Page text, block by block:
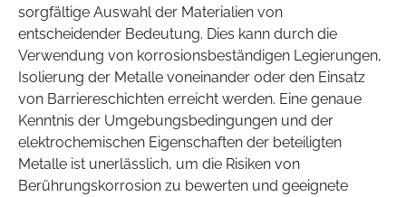
sorgfältige Auswahl der Materialien von
entscheidender Bedeutung. Dies kann durch die
Verwendung von korrosionsbeständigen Legierungen,
Isolierung der Metalle voneinander oder den Einsatz
von Barriereschichten erreicht werden. Eine genaue
Kenntnis der Umgebungsbedingungen und der
elektrochemischen Eigenschaften der beteiligten
Metalle ist unerlässlich, um die Risiken von
Berührungskorrosion zu bewerten und geeignete